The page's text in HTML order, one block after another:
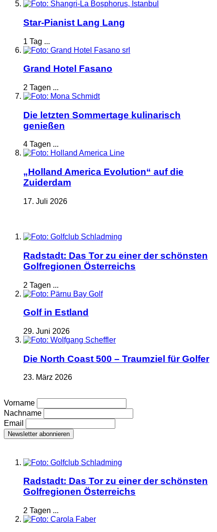
Star-Pianist Lang Lang
1 Tag ...
Grand Hotel Fasano
2 Tagen ...
Die letzten Sommertage kulinarisch
genießen
4 Tagen ...
„Holland America Evolution“ auf die
Zuiderdam
17. Juli 2026
Radstadt: Das Tor zu einer der schönsten
Golfregionen Österreichs
2 Tagen ...
Golf in Estland
29. Juni 2026
Die North Coast 500 – Traumziel für Golfer
23. März 2026
Vorname
Nachname
Email
Radstadt: Das Tor zu einer der schönsten
Golfregionen Österreichs
2 Tagen ...